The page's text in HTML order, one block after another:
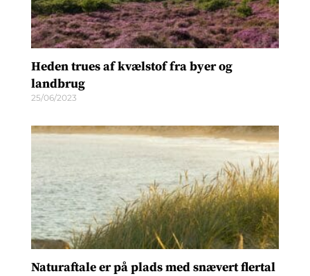
Heden trues af kvælstof fra byer og
landbrug
25/06/2023
Naturaftale er på plads med snævert flertal